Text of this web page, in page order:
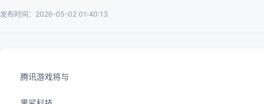
发布时间：2026-05-02 01:40:13
腾讯游戏将与